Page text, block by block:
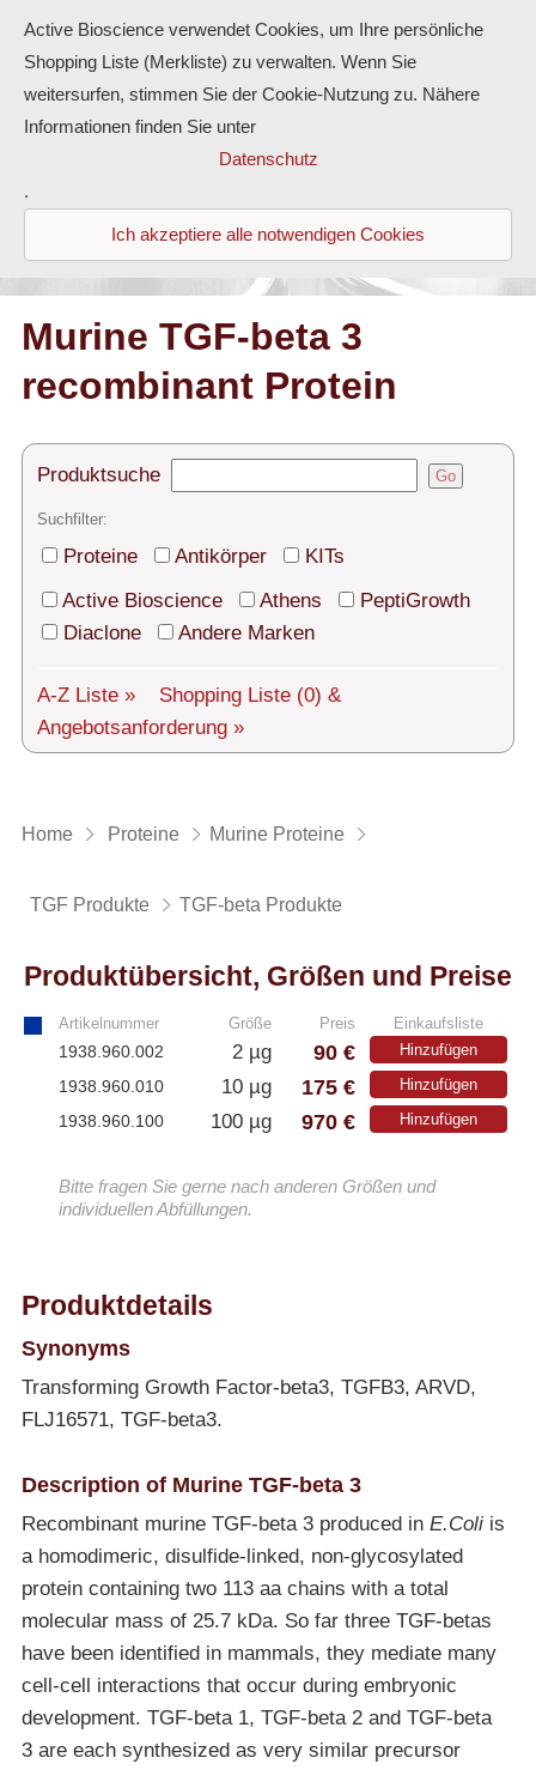
Antikörper
ELISA-Kits
Diaclone Produkte
Home
Kontakt
Versand
Über uns
Service
AGBs
Murine TGF-beta 3
recombinant Protein
Produktsuche Go
Suchfilter:
Proteine Antikörper
KITs
Active Bioscience
Athens
PeptiGrowth
Diaclone
Andere Marken
A-Z Liste » Shopping Liste (0) &
Angebotsanforderung »
Home Proteine Murine Proteine
TGF Produkte TGF-beta Produkte
Produktübersicht, Größen und Preise
Artikelnummer Größe Preis Einkaufsliste
1938.960.002 2 µg 90 € Hinzufügen
1938.960.010 10 µg 175 € Hinzufügen
1938.960.100 100 µg 970 € Hinzufügen
Bitte fragen Sie gerne nach anderen Größen und
individuellen Abfüllungen.
Produktdetails
Synonyms
Transforming Growth Factor-beta3, TGFB3, ARVD,
FLJ16571, TGF-beta3.
Description of Murine TGF-beta 3
Recombinant murine TGF-beta 3 produced in E.Coliis
a homodimeric, disulfide-linked, non-glycosylated
protein containing two 113 aa chains with a total
molecular mass of 25.7 kDa. So far three TGF-betas
have been identified in mammals, they mediate many
cell-cell interactions that occur during embryonic
development. TGF-beta 1, TGF-beta 2 and TGF-beta
3 are each synthesized as very similar precursor
Active Bioscience verwendet Cookies, um Ihre persönliche
Shopping Liste (Merkliste) zu verwalten. Wenn Sie
weitersurfen, stimmen Sie der Cookie-Nutzung zu. Nähere
Informationen finden Sie unter
Datenschutz
.
Ich akzeptiere alle notwendigen Cookies